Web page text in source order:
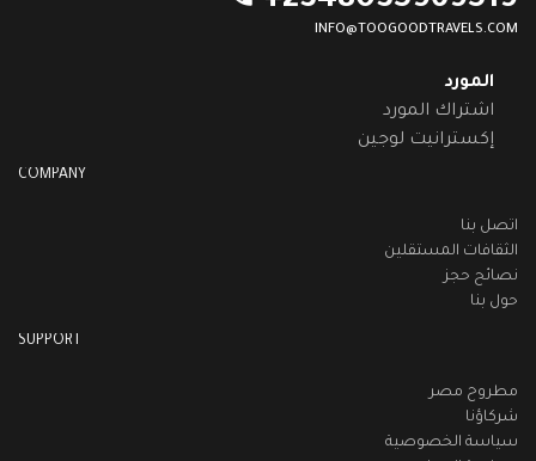
INFO@TOOGOODTRAVELS.COM
المورد
اشتراك المورد
إكسترانيت لوجين
COMPANY
اتصل بنا
الثقافات المستقلين
نصائح حجز
حول بنا
SUPPORT
مطروح مصر
شركاؤنا
سياسة الخصوصية